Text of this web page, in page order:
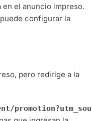
el anuncio impreso.
configurar la
pero redirige a la